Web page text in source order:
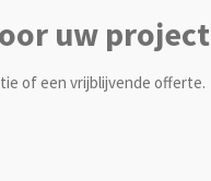
uw project
of een vrijblijvende offerte.